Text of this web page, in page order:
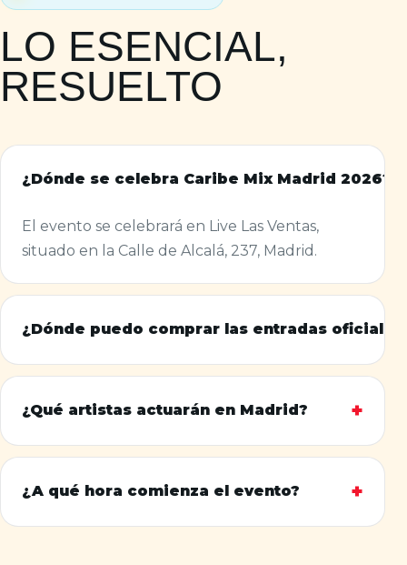
LO ESENCIAL,
RESUELTO
¿Dónde se celebra Caribe Mix Madrid 2026?
El evento se celebrará en Live Las Ventas,
situado en la Calle de Alcalá, 237, Madrid.
¿Dónde puedo comprar las entradas
¿Qué artistas actuarán en Madrid? +
¿A qué hora comienza el evento? +